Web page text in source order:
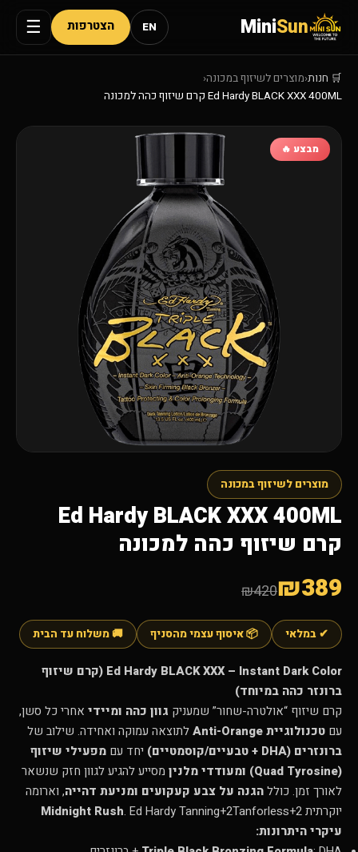
MiniSun
EN הצטרפות ☰
🛒 חנות‹מוצרים לשיזוף במכונה‹
Ed Hardy BLACK XXX 400ML קרם שיזוף כהה למכונה
מבצע 🔥
מוצרים לשיזוף במכונה
Ed Hardy BLACK XXX 400ML
קרם שיזוף כהה למכונה
₪389
₪420
✔ במלאי 📦 איסוף עצמי מהסניף 🚚 משלוח עד הבית
Ed Hardy BLACK XXX – Instant Dark Color (קרם שיזוף
ברונזר כהה במיוחד)
קרם שיזוף “אולטרה-שחור” שמעניק גוון כהה ומיידי אחרי כל סשן,
עם טכנולוגיית Anti-Orange
לתוצאה עמוקה ואחידה. שילוב של
ברונזרים (DHA + טבעיים/קוסמטיים)
יחד עם מפעילי שיזוף
(Quad Tyrosine) ומעודדי מלנין
מסייע להגיע לגוון חזק שנשאר
לאורך זמן. כוללהגנה על צבע קעקועים ומניעת דהייה, וארומה
יוקרתית
Midnight Rush. Ed Hardy Tanning+2Tanforless+2
עיקרי היתרונות: